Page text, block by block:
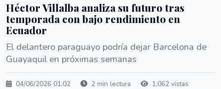
Héctor Villalba analiza su futuro tras
temporada con bajo rendimiento en
Ecuador
El delantero paraguayo podría dejar Barcelona de
Guayaquil en próximas semanas
04/06/2026 01:02 2 min lectura 1,062 vistas